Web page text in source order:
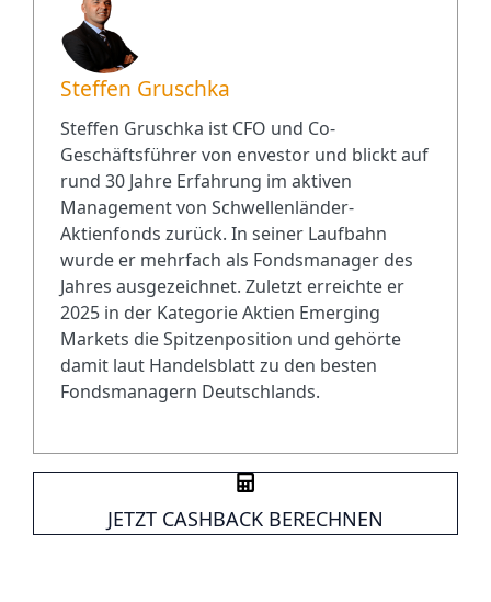
Steffen Gruschka
Steffen Gruschka ist CFO und Co-
Geschäftsführer von envestor und blickt auf
rund 30 Jahre Erfahrung im aktiven
Management von Schwellenländer-
Aktienfonds zurück. In seiner Laufbahn
wurde er mehrfach als Fondsmanager des
Jahres ausgezeichnet. Zuletzt erreichte er
2025 in der Kategorie Aktien Emerging
Markets die Spitzenposition und gehörte
damit laut Handelsblatt zu den besten
Fondsmanagern Deutschlands.
JETZT CASHBACK BERECHNEN